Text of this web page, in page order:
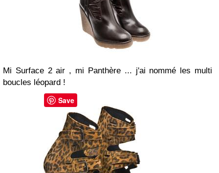
Mi Surface 2 air , mi Panthère ... j'ai nommé les multi
boucles léopard !
Save